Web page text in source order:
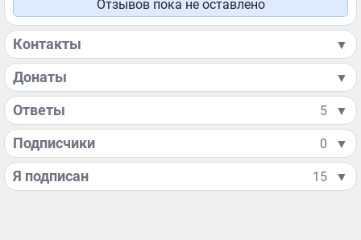
Отзывов пока не оставлено
Контакты ▼
Донаты ▼
Ответы 5 ▼
Подписчики 0 ▼
Я подписан 15 ▼